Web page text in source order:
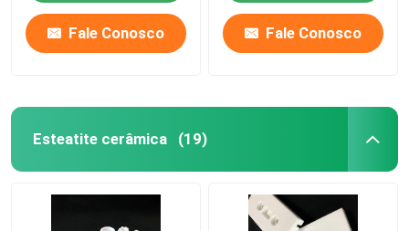
Fale Conosco Fale Conosco
Esteatite cerâmica (19)